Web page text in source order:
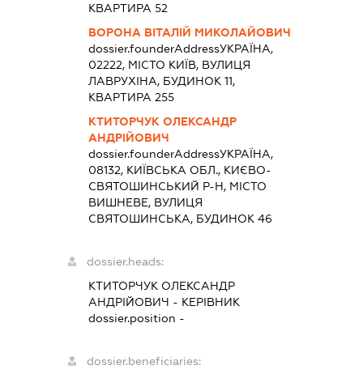
КВАРТИРА 52
ВОРОНА ВІТАЛІЙ МИКОЛАЙОВИЧ
dossier.founderAddressУКРАЇНА,
02222, МІСТО КИЇВ, ВУЛИЦЯ
ЛАВРУХІНА, БУДИНОК 11,
КВАРТИРА 255
КТИТОРЧУК ОЛЕКСАНДР
АНДРІЙОВИЧ
dossier.founderAddressУКРАЇНА,
08132, КИЇВСЬКА ОБЛ., КИЄВО-
СВЯТОШИНСЬКИЙ Р-Н, МІСТО
ВИШНЕВЕ, ВУЛИЦЯ
СВЯТОШИНСЬКА, БУДИНОК 46
dossier.heads:
КТИТОРЧУК ОЛЕКСАНДР
АНДРІЙОВИЧ - КЕРІВНИК
dossier.position -
dossier.beneficiaries: